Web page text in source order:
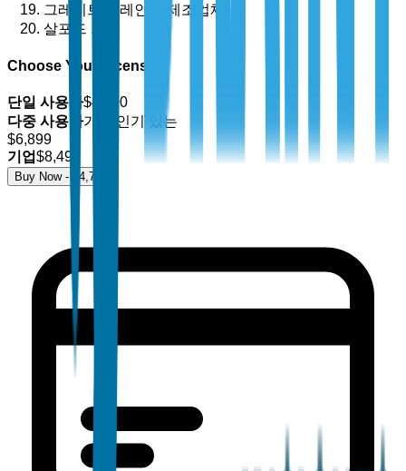
그레이트 플레인스 제조업체
살포드 그룹
Choose Your License
단일 사용자$4,700
다중 사용자가장 인기 있는
$6,899
기업$8,499
Buy Now - $ 4,700